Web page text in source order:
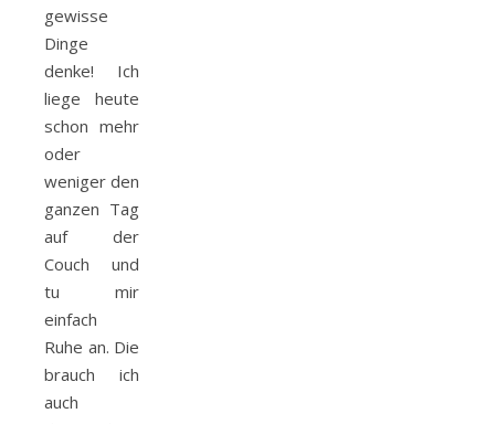
gewisse
Dinge
denke! Ich
liege heute
schon mehr
oder
weniger den
ganzen Tag
auf der
Couch und
tu mir
einfach
Ruhe an. Die
brauch ich
auch